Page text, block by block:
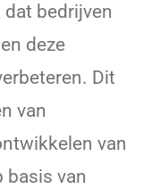
bedrijven
deze
Dit
van
van
basis van